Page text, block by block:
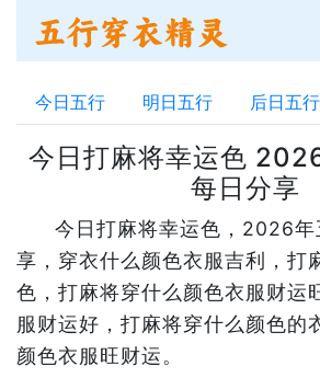
今日五行 明日五行 后日五行
今日打麻将幸运色
每日分享
今日打麻将幸运色，2026年
享，穿衣什么颜色衣服吉利，打
色，打麻将穿什么颜色衣服财运
服财运好，打麻将穿什么颜色的
颜色衣服旺财运。